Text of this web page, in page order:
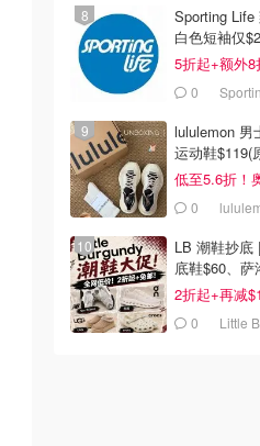
Sporting Life
白色短袖仅
5折起+额外8
0
lululemon 男
运动鞋$119(
低至5.6折！
0
LB 潮鞋抄底
底鞋$60、萨
2折起+再减
加 0
Little